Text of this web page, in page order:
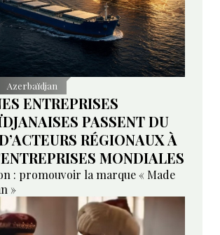
Azerbaïdjan
ENTREPRISES
PASSENT DU
RÉGIONAUX À
MONDIALES
: promouvoir la marque « Made
»